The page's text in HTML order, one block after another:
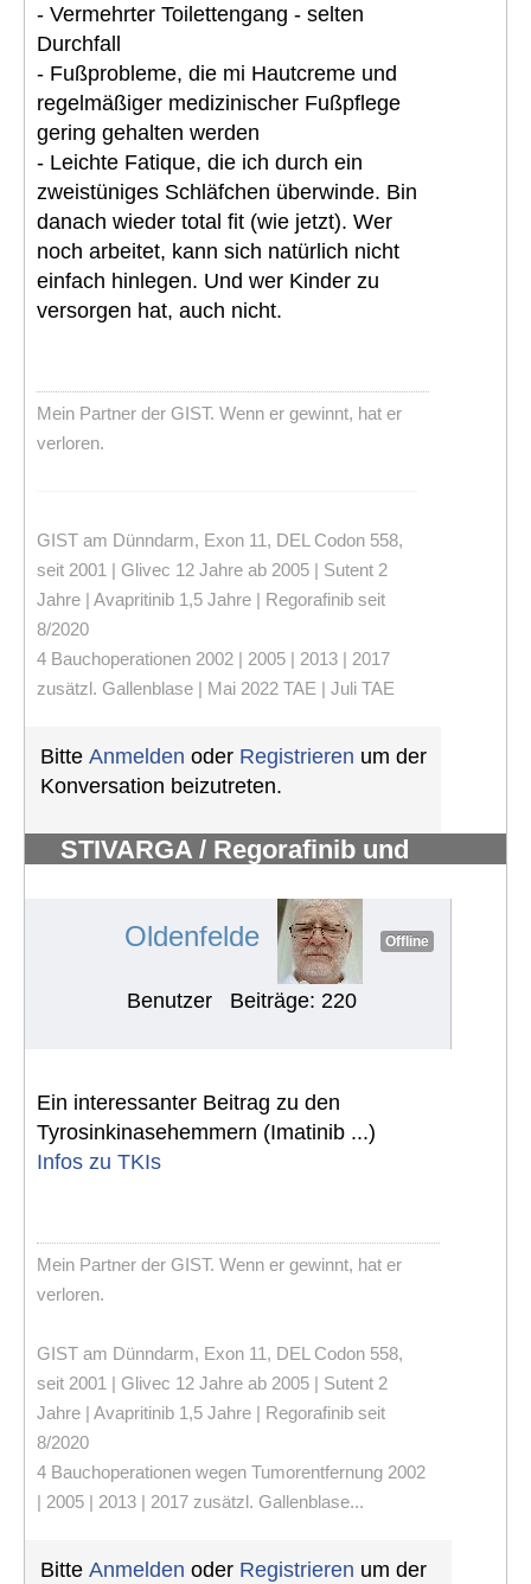
- Vermehrter Toilettengang - selten
Durchfall
- Fußprobleme, die mi Hautcreme und
regelmäßiger medizinischer Fußpflege
gering gehalten werden
- Leichte Fatique, die ich durch ein
zweistüniges Schläfchen überwinde. Bin
danach wieder total fit (wie jetzt). Wer
noch arbeitet, kann sich natürlich nicht
einfach hinlegen. Und wer Kinder zu
versorgen hat, auch nicht.
Mein Partner der GIST. Wenn er gewinnt, hat er
verloren.
GIST am Dünndarm, Exon 11, DEL Codon 558,
seit 2001 | Glivec 12 Jahre ab 2005 | Sutent 2
Jahre | Avapritinib 1,5 Jahre | Regorafinib seit
8/2020
4 Bauchoperationen 2002 | 2005 | 2013 | 2017
zusätzl. Gallenblase | Mai 2022 TAE | Juli TAE
Bitte Anmelden oder Registrieren um der
Konversation beizutreten.
STIVARGA / Regorafinib und
Oldenfelde Offline
Benutzer Beiträge: 220
Ein interessanter Beitrag zu den
Tyrosinkinasehemmern (Imatinib ...)
Infos zu TKIs
Mein Partner der GIST. Wenn er gewinnt, hat er
verloren.
GIST am Dünndarm, Exon 11, DEL Codon 558,
seit 2001 | Glivec 12 Jahre ab 2005 | Sutent 2
Jahre | Avapritinib 1,5 Jahre | Regorafinib seit
8/2020
4 Bauchoperationen wegen Tumorentfernung 2002
| 2005 | 2013 | 2017 zusätzl. Gallenblase...
Bitte Anmelden oder Registrieren um der